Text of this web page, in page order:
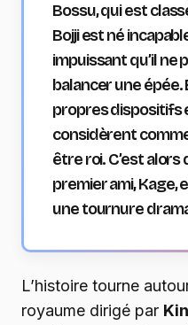
Bossu, qui est
Bojji est né
impuissant qu’il ne
balancer une
propres dispositifs
considèrent
être roi.C’est
premier ami, Kage,
une tournure
L’histoire tourne
royaume dirigé par